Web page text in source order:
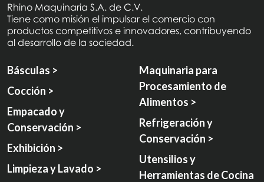
Rhino Maquinaria S.A. de C.V.
Tiene como misión el impulsar el comercio con
productos competitivos e innovadores, contribuyendo
al desarrollo de la sociedad.
Básculas >
Cocción >
Empacado y
Conservación >
Exhibición >
Limpieza y Lavado >
Maquinaria para
Procesamiento de
Alimentos >
Refrigeración y
Conservación >
Utensilios y
Herramientas de Cocina